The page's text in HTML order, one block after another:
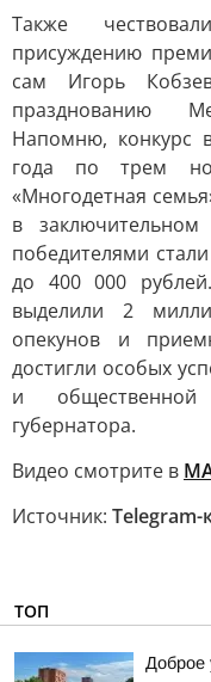
Также
присуждению
сам Игорь
празднованию
Напомню, конкурс
года по трем
«Многодетная
в
победителями
до 400 000
выделили 2
опекунов и
достигли особых
и
губернатора.
Видео смотрите в
Источник:
ТОП
Доброе